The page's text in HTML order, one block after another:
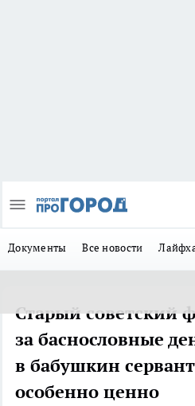
Документы Все новости
Старый советский
за баснословные
в бабушкин
особенно ценно